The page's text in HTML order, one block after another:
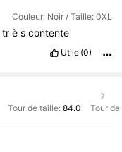
Couleur: Noir / Taille: 0XL
tr è s contente
Utile (0)
Tour de taille: 84.0 Tour